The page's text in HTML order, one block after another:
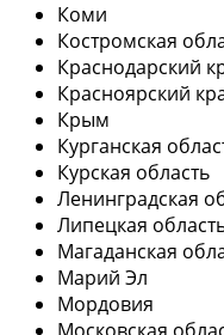
Коми
Костромская
Краснодарский
Красноярский
Крым
Курганская
Курская область
Ленинградская
Липецкая
Магаданская
Марий Эл
Мордовия